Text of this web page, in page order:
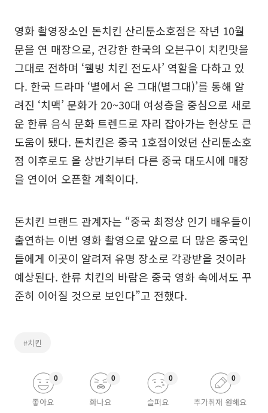
영화 촬영장소인 돈치킨 산리툰소호점은 작년 10월
문을 연 매장으로, 건강한 한국의 오븐구이 치킨맛을
그대로 전하며 ‘웰빙 치킨 전도사’ 역할을 다하고 있
다. 한국 드라마 ‘별에서 온 그대(별그대)’를 통해 알
려진 ‘치맥’ 문화가 20~30대 여성층을 중심으로 새로
운 한류 음식 문화 트렌드로 자리 잡아가는 현상도 큰
도움이 됐다. 돈치킨은 중국 1호점이었던 산리툰소호
점 이후로도 올 상반기부터 다른 중국 대도시에 매장
을 연이어 오픈할 계획이다.
돈치킨 브랜드 관계자는 “중국 최정상 인기 배우들이
출연하는 이번 영화 촬영으로 앞으로 더 많은 중국인
들에게 이곳이 알려져 유명 장소로 각광받을 것이라
예상된다. 한류 치킨의 바람은 중국 영화 속에서도 꾸
준히 이어질 것으로 보인다”고 전했다.
#치킨
좋아요
0
화나요
0
슬퍼요
0
추가취재 원해요
0